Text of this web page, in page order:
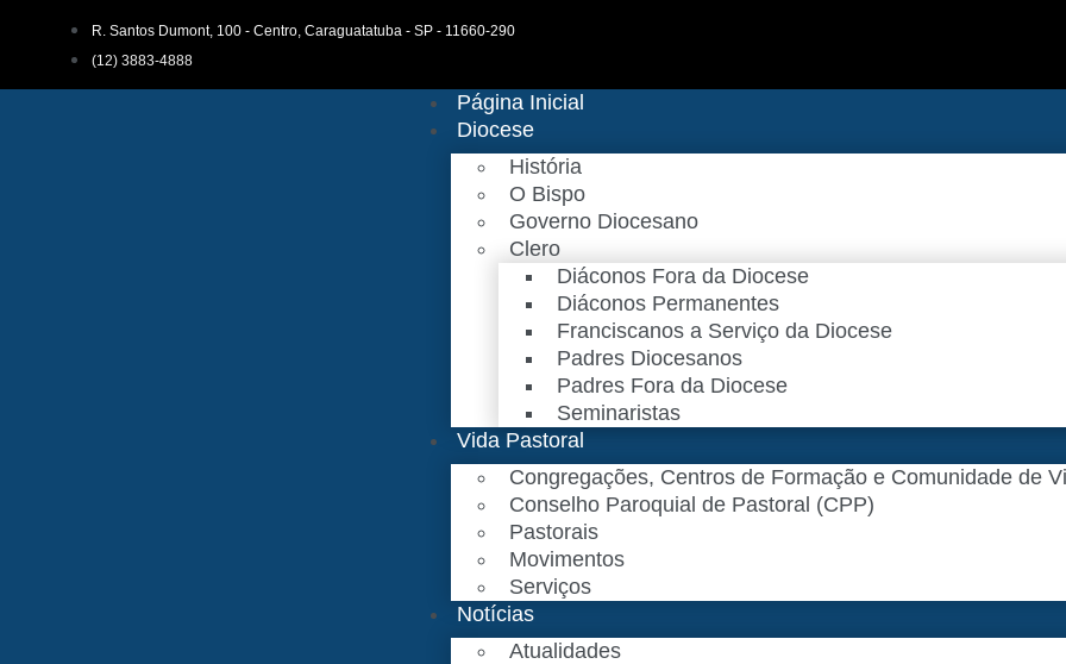
R. Santos Dumont, 100 - Centro, Caraguatatuba - SP - 11660-290
(12) 3883-4888
Página Inicial
Diocese
História
O Bispo
Governo Diocesano
Clero
Diáconos Fora da Diocese
Diáconos Permanentes
Franciscanos a Serviço da Diocese
Padres Diocesanos
Padres Fora da Diocese
Seminaristas
Vida Pastoral
Congregações, Centros de Formação e Comunidade de
Conselho Paroquial de Pastoral (CPP)​
Pastorais
Movimentos
Serviços
Notícias
Atualidades